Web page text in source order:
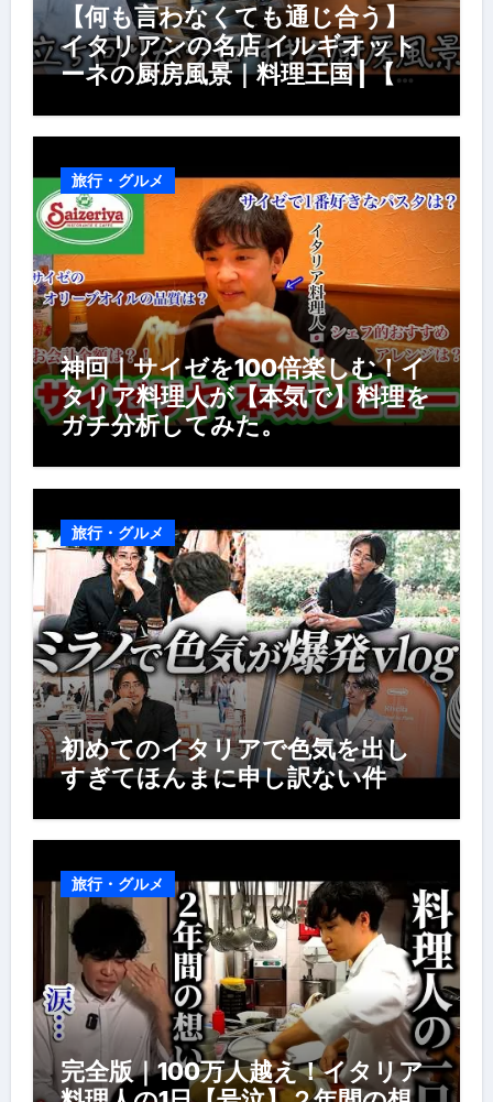
【何も言わなくても通じ合う】
イタリアンの名店 イルギオット
ーネの厨房風景｜料理王国 | 【厨
風景】
旅行・グルメ
神回｜サイゼを100倍楽しむ！イ
タリア料理人が【本気で】料理を
ガチ分析してみた。
旅行・グルメ
初めてのイタリアで色気を出し
すぎてほんまに申し訳ない件
旅行・グルメ
完全版｜100万人越え！イタリア